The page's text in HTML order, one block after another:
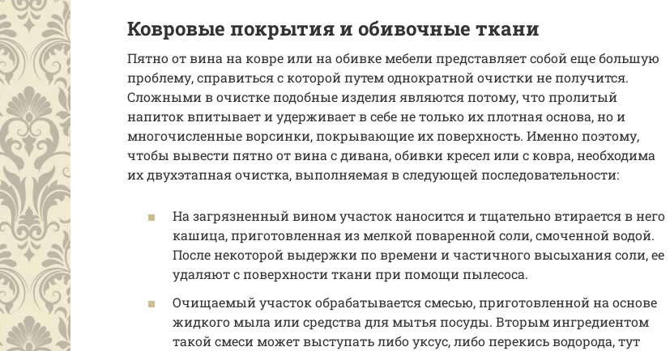
Ковровые покрытия и обивочные ткани
Пятно от вина на ковре или на обивке мебели представляет собой еще большую
проблему, справиться с которой путем однократной очистки не получится.
Сложными в очистке подобные изделия являются потому, что пролитый
напиток впитывает и удерживает в себе не только их плотная основа, но и
многочисленные ворсинки, покрывающие их поверхность. Именно поэтому,
чтобы вывести пятно от вина с дивана, обивки кресел или с ковра, необходима
их двухэтапная очистка, выполняемая в следующей последовательности:
На загрязненный вином участок наносится и тщательно втирается в него
кашица, приготовленная из мелкой поваренной соли, смоченной водой.
После некоторой выдержки по времени и частичного высыхания соли, ее
удаляют с поверхности ткани при помощи пылесоса.
Очищаемый участок обрабатывается смесью, приготовленной на основе
жидкого мыла или средства для мытья посуды. Вторым ингредиентом
такой смеси может выступать либо уксус, либо перекись водорода, тут